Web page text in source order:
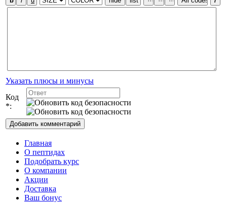
Указать плюсы и минусы
Код
*:
Главная
О пептидах
Подобрать курс
О компании
Акции
Доставка
Ваш бонус